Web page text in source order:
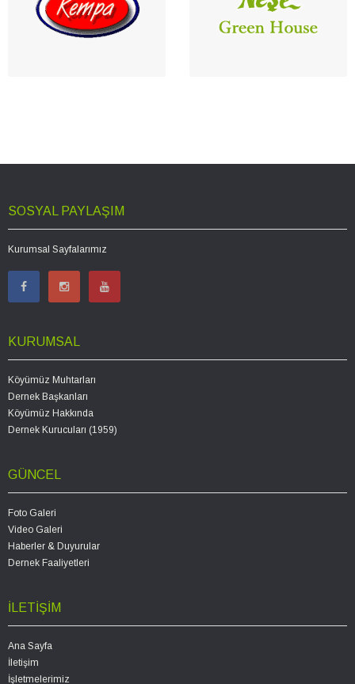
SOSYAL PAYLAŞIM
Kurumsal Sayfalarımız
KURUMSAL
Köyümüz Muhtarları
Dernek Başkanları
Köyümüz Hakkında
Dernek Kurucuları (1959)
GÜNCEL
Foto Galeri
Video Galeri
Haberler & Duyurular
Dernek Faaliyetleri
İLETİŞİM
Ana Sayfa
İletişim
İşletmelerimiz